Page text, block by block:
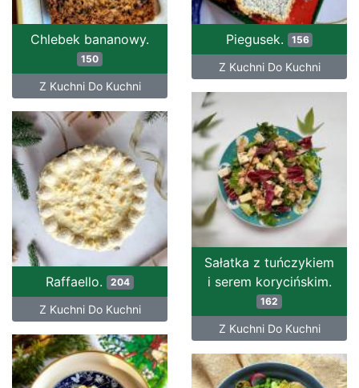
Chlebek bananowy.
150
Z Kuchni Do Kuchni
Piegusek. 156
Z Kuchni Do Kuchni
Sałatka z tuńczykiem
i serem korycińskim.
162
Z Kuchni Do Kuchni
Raffaello. 204
Z Kuchni Do Kuchni